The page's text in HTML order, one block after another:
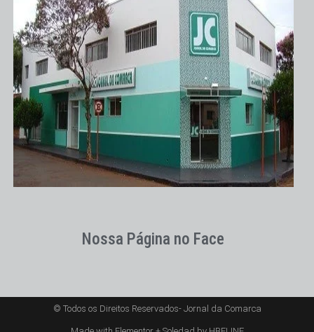
Nossa Página no Face
© Todos os Direitos Reservados- Jornal da Comarca